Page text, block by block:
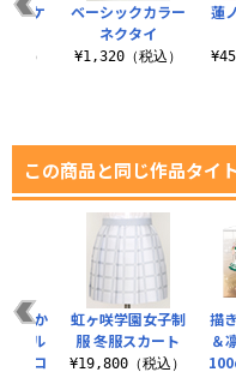
蓮
ャケ
込）
ベーシックカラー
ネクタイ
¥1,320（税込）
この商品と同じ作品タイ
描
＆
谷 か
マル
ー ロ
虹ヶ咲学園女子制
服 冬服スカート
¥19,800（税込）